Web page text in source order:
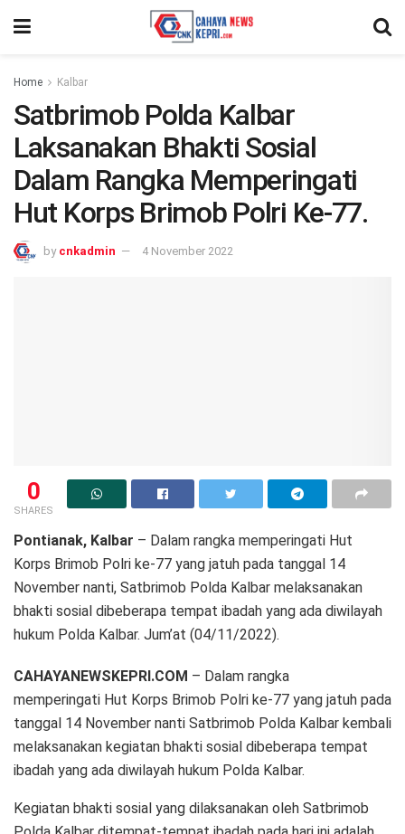
Home Kalbar
Satbrimob Polda Kalbar
Laksanakan Bhakti Sosial
Dalam Rangka Memperingati
Hut Korps Brimob Polri Ke-77.
by cnkadmin 4 November 2022
0
SHARES
Pontianak, Kalbar – Dalam rangka memperingati Hut
Korps Brimob Polri ke-77 yang jatuh pada tanggal 14
November nanti, Satbrimob Polda Kalbar melaksanakan
bhakti sosial dibeberapa tempat ibadah yang ada diwilayah
hukum Polda Kalbar. Jum’at (04/11/2022).
CAHAYANEWSKEPRI.COM – Dalam rangka
memperingati Hut Korps Brimob Polri ke-77 yang jatuh pada
tanggal 14 November nanti Satbrimob Polda Kalbar kembali
melaksanakan kegiatan bhakti sosial dibeberapa tempat
ibadah yang ada diwilayah hukum Polda Kalbar.
Kegiatan bhakti sosial yang dilaksanakan oleh Satbrimob